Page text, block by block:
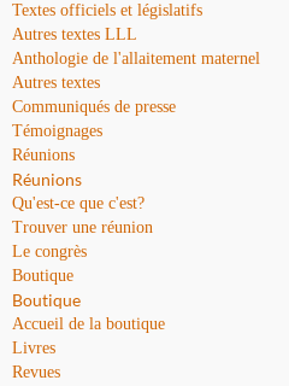
Textes officiels et législatifs
Autres textes LLL
Anthologie de l'allaitement maternel
Autres textes
Communiqués de presse
Témoignages
Réunions
Réunions
Qu'est-ce que c'est?
Trouver une réunion
Le congrès
Boutique
Boutique
Accueil de la boutique
Livres
Revues